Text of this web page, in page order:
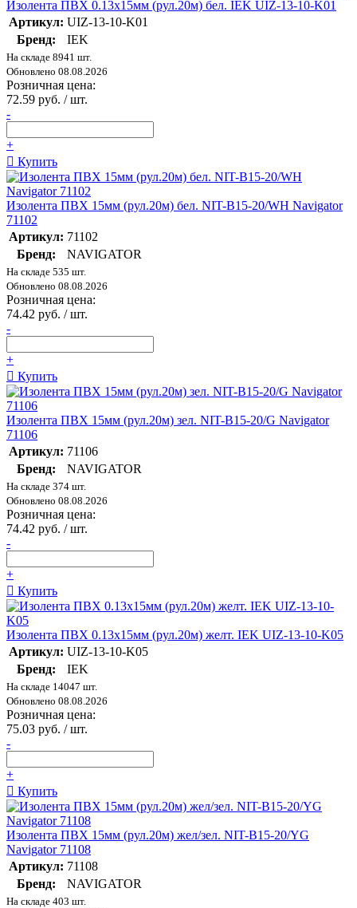
Изолента ПВХ 0.13х15мм (рул.20м) бел. IEK UIZ-13-10-K01
Артикул: UIZ-13-10-K01
Бренд:
IEK
На складе 8941 шт.
Обновлено 08.08.2026
Розничная цена:
72.59 руб. / шт.
-
+
Купить
Изолента ПВХ 15мм (рул.20м) бел. NIT-B15-20/WH Navigator
71102
Артикул: 71102
Бренд:
NAVIGATOR
На складе 535 шт.
Обновлено 08.08.2026
Розничная цена:
74.42 руб. / шт.
-
+
Купить
Изолента ПВХ 15мм (рул.20м) зел. NIT-B15-20/G Navigator
71106
Артикул: 71106
Бренд:
NAVIGATOR
На складе 374 шт.
Обновлено 08.08.2026
Розничная цена:
74.42 руб. / шт.
-
+
Купить
Изолента ПВХ 0.13х15мм (рул.20м) желт. IEK UIZ-13-10-K05
Артикул: UIZ-13-10-K05
Бренд:
IEK
На складе 14047 шт.
Обновлено 08.08.2026
Розничная цена:
75.03 руб. / шт.
-
+
Купить
Изолента ПВХ 15мм (рул.20м) жел/зел. NIT-B15-20/YG
Navigator 71108
Артикул: 71108
Бренд:
NAVIGATOR
На складе 403 шт.